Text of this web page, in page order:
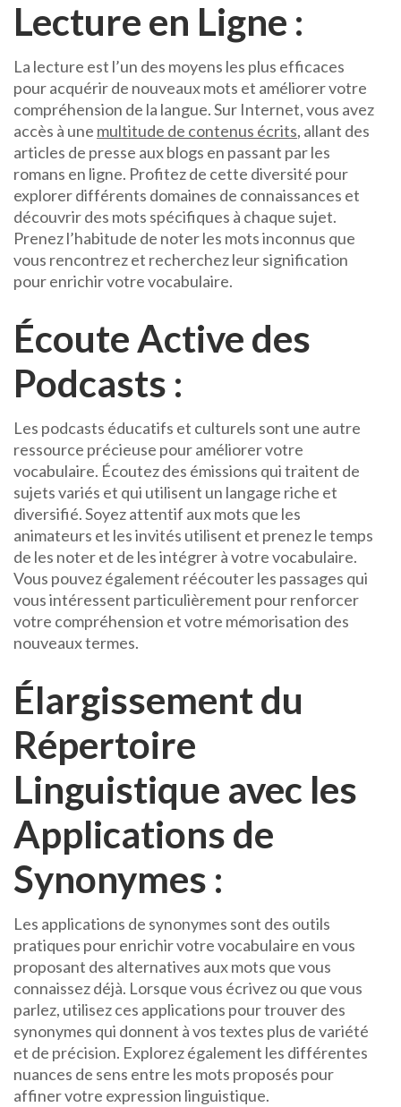
Lecture en Ligne :
La lecture est l’un des moyens les plus efficaces
pour acquérir de nouveaux mots et améliorer votre
compréhension de la langue. Sur Internet, vous avez
accès à une multitude de contenus écrits, allant des
articles de presse aux blogs en passant par les
romans en ligne. Profitez de cette diversité pour
explorer différents domaines de connaissances et
découvrir des mots spécifiques à chaque sujet.
Prenez l’habitude de noter les mots inconnus que
vous rencontrez et recherchez leur signification
pour enrichir votre vocabulaire.
Écoute Active des
Podcasts :
Les podcasts éducatifs et culturels sont une autre
ressource précieuse pour améliorer votre
vocabulaire. Écoutez des émissions qui traitent de
sujets variés et qui utilisent un langage riche et
diversifié. Soyez attentif aux mots que les
animateurs et les invités utilisent et prenez le temps
de les noter et de les intégrer à votre vocabulaire.
Vous pouvez également réécouter les passages qui
vous intéressent particulièrement pour renforcer
votre compréhension et votre mémorisation des
nouveaux termes.
Élargissement du
Répertoire
Linguistique avec les
Applications de
Synonymes :
Les applications de synonymes sont des outils
pratiques pour enrichir votre vocabulaire en vous
proposant des alternatives aux mots que vous
connaissez déjà. Lorsque vous écrivez ou que vous
parlez, utilisez ces applications pour trouver des
synonymes qui donnent à vos textes plus de variété
et de précision. Explorez également les différentes
nuances de sens entre les mots proposés pour
affiner votre expression linguistique.